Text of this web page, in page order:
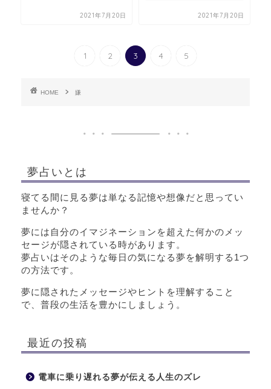
2021年7月20日 2021年7月20日
1 2 3 4 5
HOME 嫌
夢占いとは
寝てる間に見る夢は単なる記憶や想像だと思ってい
ませんか？
夢には自分のイマジネーションを超えた何かのメッ
セージが隠されている時があります。
夢占いはそのような毎日の気になる夢を解明する1つ
の方法です。
夢に隠されたメッセージやヒントを理解すること
で、普段の生活を豊かにしましょう。
最近の投稿
電車に乗り遅れる夢が伝える人生のズレ